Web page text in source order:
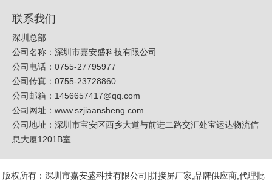
联系我们
深圳总部
公司名称：深圳市嘉安盛科技有限公司
公司电话：0755-27795977
公司传真：0755-23728860
公司邮箱： 1456657417@qq.com
公司网址： www.szjiaansheng.com
公司地址：深圳市宝安区西乡大道与前进二路交汇处宝运达物流信
息大厦1201B室
版权所有：深圳市嘉安盛科技有限公司|拼接屏厂家,品牌供应商,代理批